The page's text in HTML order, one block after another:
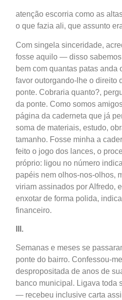
atenção escorria como as
o que fazia ali, que assunto
Com singela sinceridade,
fosse aquilo — disso
bem com quantas patas
favor outorgando-lhe o direito
ponte. Cobraria quanto?,
da ponte. Como somos
página da caderneta que já
soma de materiais, estudo,
tamanho. Fosse minha a
feito o jogo dos lances, o
próprio: ligou no número
papéis nem olhos-nos-olhos,
viriam assinados por Alfredo,
enxotar de forma polida,
financeiro.
III.
Semanas e meses se
ponte do bairro. Confessou-
despropositada de anos de
banco municipal. Ligava toda
— recebeu inclusive carta